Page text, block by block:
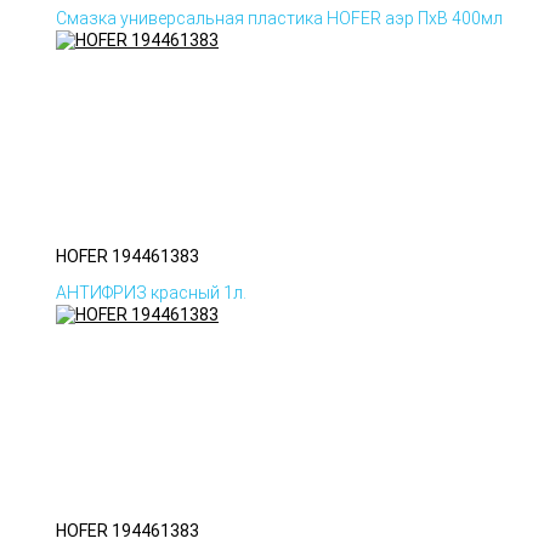
Смазка универсальная пластика HOFER аэр ПхВ 400мл
HOFER 194461383
АНТИФРИЗ красный 1л.
HOFER 194461383